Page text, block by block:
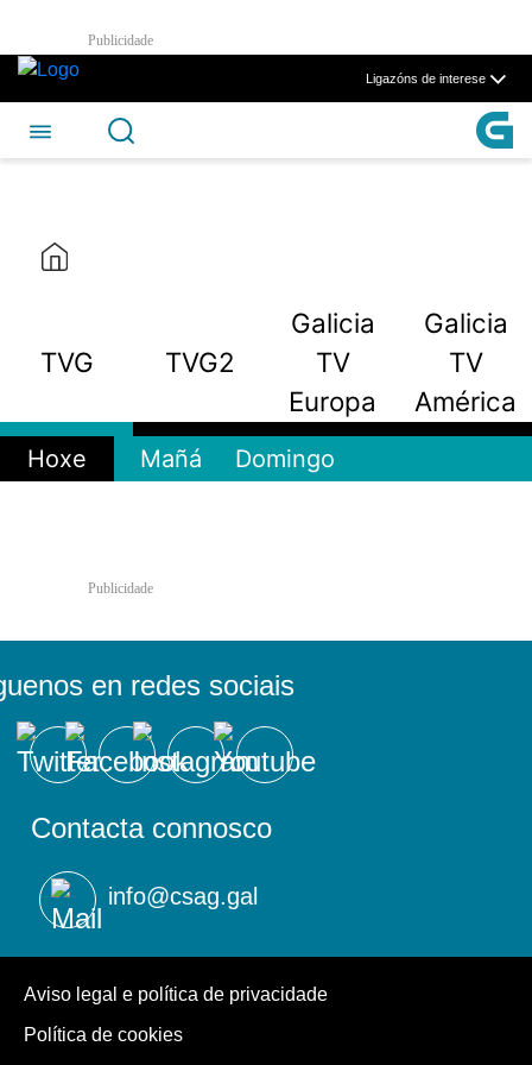
Skip to Main Content
TVG2 - CSAG
Publicidade
Ligazóns de interese
TVG TVG2
Galicia
TV
Europa
Galicia
TV
América
Hoxe Mañá Domingo
Publicidade
Contacta connosco
info@csag.gal
en redes sociais
Aviso legal e política de privacidade
Política de cookies